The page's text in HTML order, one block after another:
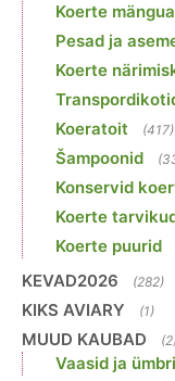
Koerte
Pesad ja
Koerte
Koeratoit (417)
Šampoonid
Konservid
Koerte
Koerte puurid
KEVAD2026 (282)
KIKS AVIARY (1)
MUUD KAUBAD
Vaasid ja